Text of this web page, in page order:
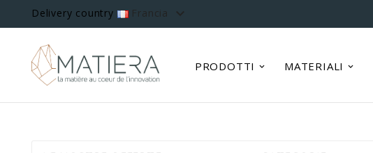
Delivery country Francia 
PRODOTTI MATERIALI